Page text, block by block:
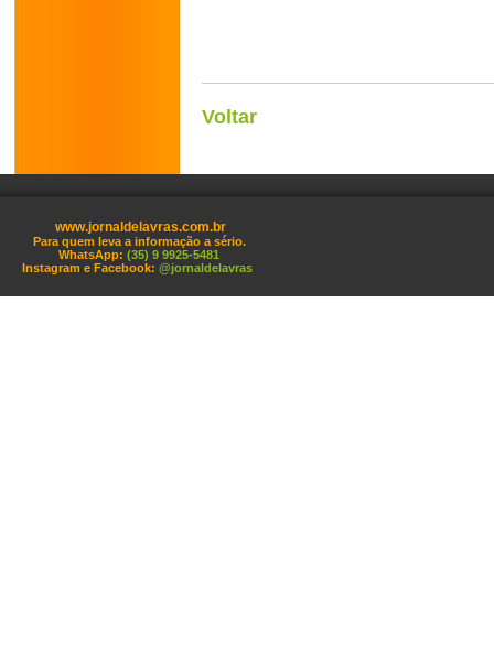
Voltar
www.jornaldelavras.com.br
Para quem leva a informação a sério.
WhatsApp: (35) 9 9925-5481
Instagram e Facebook: @jornaldelavras